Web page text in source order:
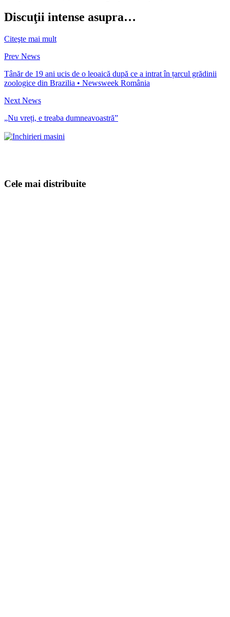
Discuţii intense asupra…
Citeşte mai mult
Prev News
Tânăr de 19 ani ucis de o leoaică după ce a intrat în țarcul grădinii
zoologice din Brazilia • Newsweek România
Next News
„Nu vreți, e treaba dumneavoastră”
Cele mai distribuite